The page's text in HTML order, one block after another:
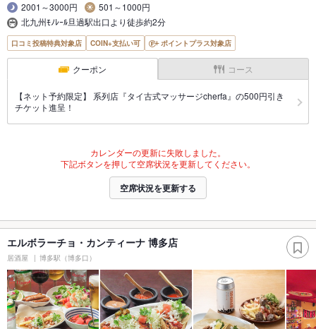
2001～3000円
501～1000円
北九州ﾓﾉﾚｰﾙ旦過駅出口より徒歩約2分
口コミ投稿特典対象店 COIN+支払い可 ポイントプラス対象店
クーポン コース
【ネット予約限定】 系列店『タイ古式マッサージcherfa』の500円引き
チケット進呈！
カレンダーの更新に失敗しました。
下記ボタンを押して空席状況を更新してください。
空席状況を更新する
エルボラーチョ・カンティーナ 博多店
居酒屋 博多駅（博多口）